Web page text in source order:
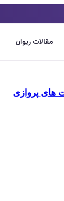
مقالات ریوان